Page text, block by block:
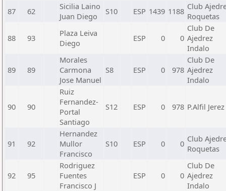
87 62
Sicilia Laino
Juan Diego
S10 ESP 1439 1188 Club
Roquetas
88 93
Plaza Leiva
Diego
ESP 0 0
Club De
Ajedrez
Indalo
89 89
Morales
Carmona
Jose Manuel
S8 ESP 0 978
Club De
Ajedrez
Indalo
90 90
Ruiz
Fernandez-
Portal
Santiago
S12 ESP 0 978 P.Alfil Jerez
91 92
Hernandez
Mullor
Francisco
S10 ESP 0 0 Club
Roquetas
92 95
Rodriguez
Fuentes
Francisco J
ESP 0 0
Club De
Ajedrez
Indalo